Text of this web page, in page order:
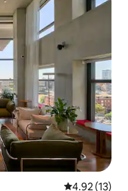
Calificación
4.92 (13)